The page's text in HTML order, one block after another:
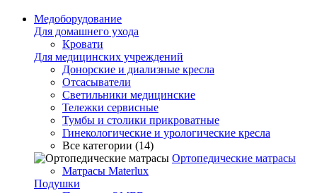
Медоборудование
Для домашнего ухода
Кровати
Для медицинских учреждений
Донорские и диализные кресла
Отсасыватели
Светильники медицинские
Тележки сервисные
Тумбы и столики прикроватные
Гинекологические и урологические кресла
Все категории (14)
Ортопедические матрасы
Матрасы Materlux
Подушки